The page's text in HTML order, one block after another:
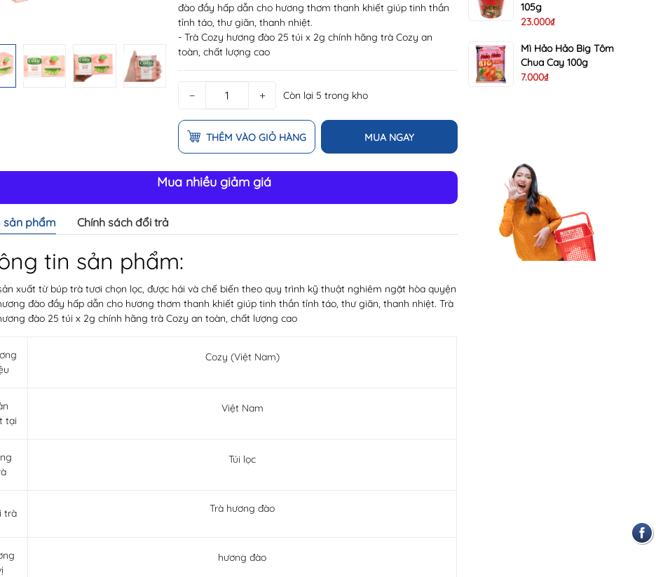
đào đầy hấp dẫn cho hương thơm thanh khiết giúp tinh thần
tỉnh táo, thư giãn, thanh nhiệt.
- Trà Cozy hương đào 25 túi x 2g chính hãng trà Cozy an
toàn, chất lượng cao
− + Còn lại 5 trong kho
THÊM VÀO GIỎ HÀNG MUA NGAY
Mua nhiều giảm giá
sản phẩm Chính sách đổi trả
tin sản phẩm:
xuất từ búp trà tươi chọn lọc, được hái và chế biến theo quy trình kỹ thuật nghiêm ngặt hòa quyện
đào đầy hấp dẫn cho hương thơm thanh khiết giúp tinh thần tỉnh táo, thư giãn, thanh nhiệt. Trà
đào 25 túi x 2g chính hãng trà Cozy an toàn, chất lượng cao
Cozy (Việt Nam)
tại
Việt Nam
Túi lọc
trà Trà hương đào
hương đào
105g
23.000₫
Mì Hảo Hảo Big Tôm
Chua Cay 100g
7.000₫